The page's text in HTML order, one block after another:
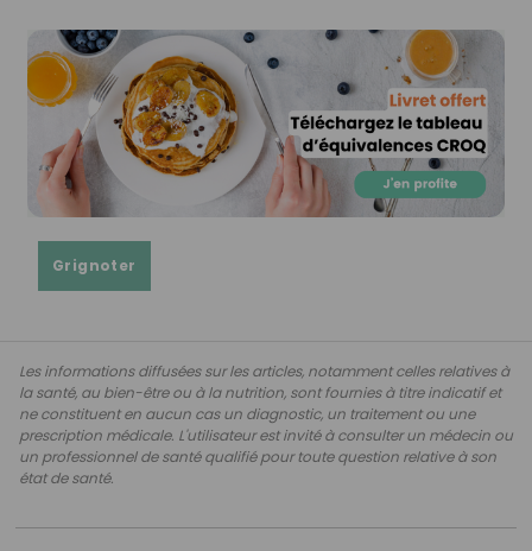
Grignoter
Les informations diffusées sur les articles, notamment celles relatives à
la santé, au bien-être ou à la nutrition, sont fournies à titre indicatif et
ne constituent en aucun cas un diagnostic, un traitement ou une
prescription médicale. L'utilisateur est invité à consulter un médecin ou
un professionnel de santé qualifié pour toute question relative à son
état de santé.